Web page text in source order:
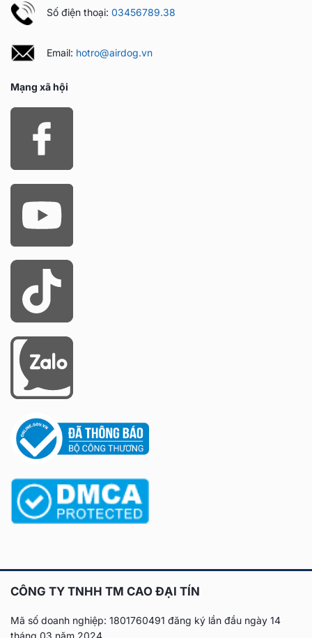
Số điện thoại: 03456789.38
Email: hotro@airdog.vn
Mạng xã hội
CÔNG TY TNHH TM CAO ĐẠI TÍN
Mã số doanh nghiệp: 1801760491 đăng ký lần đầu ngày 14